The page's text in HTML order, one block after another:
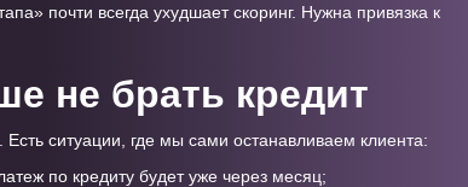
почти всегда ухудшает скоринг. Нужна привязка к
не брать кредит
ситуации, где мы сами останавливаем клиента:
по кредиту будет уже через месяц;